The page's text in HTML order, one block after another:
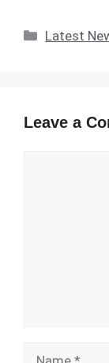
Latest
Leave a
Name